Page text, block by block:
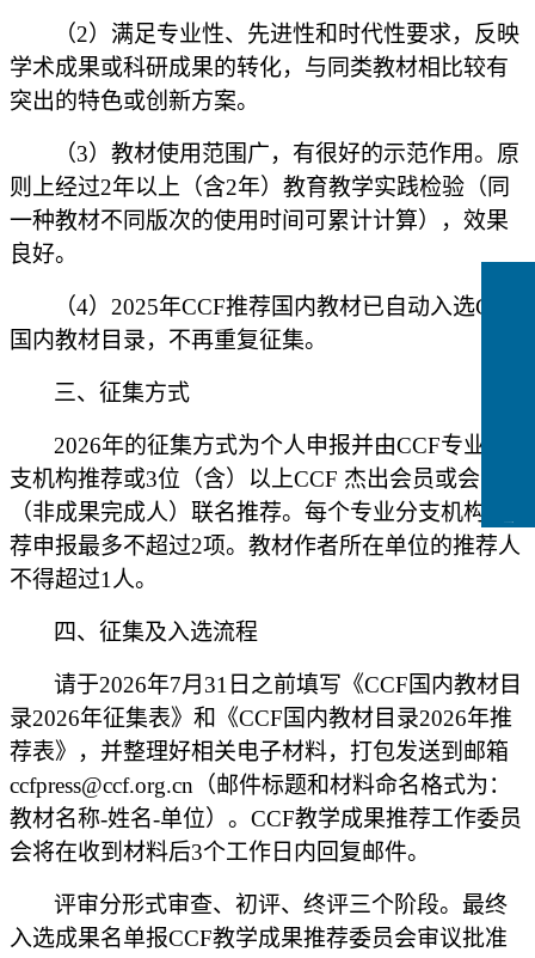
（2）满足专业性、先进性和时代性要求，反映
学术成果或科研成果的转化，与同类教材相比较有
突出的特色或创新方案。
（3）教材使用范围广，有很好的示范作用。原
则上经过2年以上（含2年）教育教学实践检验（同
一种教材不同版次的使用时间可累计计算），效果
良好。
（4）2025年CCF推荐国内教材已自动入选CCF
国内教材目录，不再重复征集。
三、征集方式
2026年的征集方式为个人申报并由CCF专业分
支机构推荐或3位（含）以上CCF 杰出会员或会士
（非成果完成人）联名推荐。每个专业分支机构推
荐申报最多不超过2项。教材作者所在单位的推荐人
不得超过1人。
四、征集及入选流程
请于2026年7月 31 日之前填写《CCF国内教材目
录2026年征集表》 和《CCF国内教材目录2026年推
荐表》，并整理好相关电子材料，打包发送到邮箱
ccfpress@ccf.org.cn （邮件标题和材料命名格式为：
教材名称-姓名-单位）。CCF教学成果推荐工作委员
会将在收到材料后3个工作日内回复邮件。
评审分形式审查、初评、终评三个阶段。最终
入选成果名单报CCF教学成果推荐委员会审议批准